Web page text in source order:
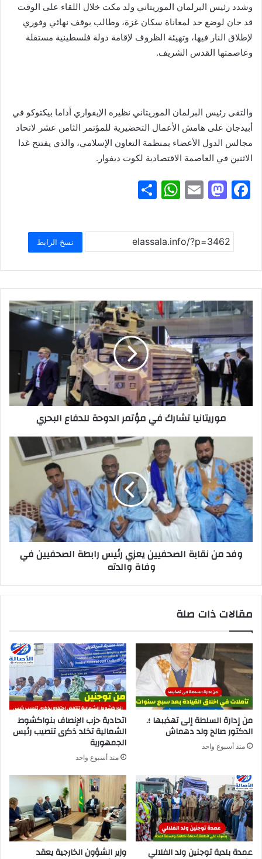
وشدد رئيس البرلمان الموريتاني ولد مكت خلال اللقاء على الوقت
قد حان لوضع حد لمعاناة سكان غزة، وطالب بوقف نهائي وفوري
لإطلاق النار فيها، وتهيئة الظروف لإقامة دولة فلسطينية مستقلة
وعاصمتها القدس الشريف.
والتقى رئيس البرلمان الموريتاني نظيره الإيفواري أداما بيكتوكو في
أبيدجان على هامش الأعمال التحضيرية للمؤتمر الثامن عشر لاتحاد
مجالس الدول الأعضاء بمنظمة التعاون الإسلامي، والذي يفتتح غدا
الاثنين في العاصمة الاقتصادية لكوت ديفوار.
F
c
e
b
o
o
k
M
st
o
d
o
n
E
ai
l
W
at
s
A
p
p
ar
e
نسخ الرابط
موريتانيا تشارك في مؤتمر الدوحة للدفاع البحري
وفد من نقابة الصحفيين يعزي رئيس رابطة الصحفيين في
وفاة والدته
مقالات ذات صلة
من إدارة السلطة إلى تهذيبها ؛.
الدكتور صالح ولد دهماش
منذ أسبوع واحد
اتحادية حزب الإنصاف بنواكشوط
الشمالية تخلد ذكرى تنصيب رئيس
الجمهورية
منذ أسبوع واحد
عمدة بلدية توجنين ولد الفلالي وزير الشؤون الخارجية يعقد